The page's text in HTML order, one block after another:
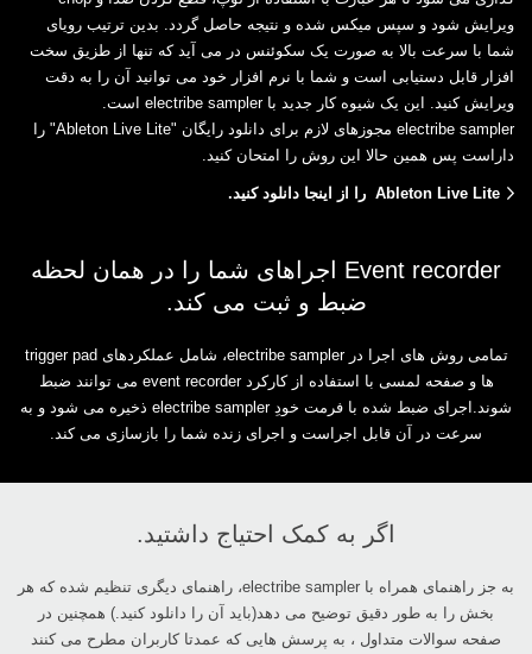
ویرایش ‏شود و سپس میکس شده و نتیجه حاصل گردد. بدین ترتیب رویای
شما با سرعت بالا به صورت یک سکوئنس ‏در می آید که تنها از طزیق سخت
افزار قابل دستیابی است و شما با نرم افزار خود می توانید آن را به دقت
‏ویرایش کنید. این یک شیوه کار جدید با ‏electribe sampler‏ است.‏
electribe sampler‏ مجوزهای لازم برای دانلود رایگان ‏‎"Ableton Live Lite"‎‏ را
داراست پس همین ‏حالا این روش را امتحان کنید.‏
‎ Ableton Live Lite‏ را از اینجا دانلود کنید.‏
Event recorder‏ اجراهای شما را در همان لحظه
ضبط و ثبت می کند.‏
ها و صفحه لمسی با ‏استفاده از کارکرد ‏event recorder‏ می توانند ضبط
شوند.اجرای ضبط شده با فرمت خودِ ‏electribe ‎sampler‏ ذخیره می شود و به
سرعت در آن قابل اجراست و اجرای زنده شما را بازسازی می کند.‏
اگر به کمک احتیاج داشتید.‏
به جز راهنمای همراه با ‏electribe sampler، راهنمای دیگری تنظیم شده که هر
بخش را به طور دقیق ‏توضیح می دهد(باید آن را دانلود کنید.) همچنین در
صفحه سوالات متداول ، به پرسش هایی که عمدتا ‏کاربران مطرح می کنند